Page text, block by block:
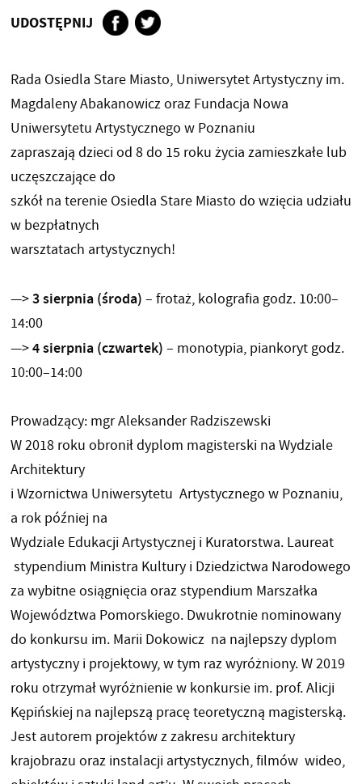
UDOSTĘPNIJ
Rada Osiedla Stare Miasto, Uniwersytet Artystyczny im.
Magdaleny Abakanowicz oraz Fundacja Nowa
Uniwersytetu Artystycznego w Poznaniu
zapraszają dzieci od 8 do 15 roku życia zamieszkałe lub
uczęszczające do
szkół na terenie Osiedla Stare Miasto do wzięcia udziału
w bezpłatnych
warsztatach artystycznych!
—>3 sierpnia (środa) – frotaż, kolografia godz. 10:00–
14:00
—>4 sierpnia (czwartek) – monotypia, piankoryt godz.
10:00–14:00
Prowadzący: mgr Aleksander Radziszewski
W 2018 roku obronił dyplom magisterski na Wydziale
Architektury
i Wzornictwa Uniwersytetu Artystycznego w Poznaniu,
a rok później na
Wydziale Edukacji Artystycznej i Kuratorstwa. Laureat
stypendium Ministra Kultury i Dziedzictwa Narodowego
za wybitne osiągnięcia oraz stypendium Marszałka
Województwa Pomorskiego. Dwukrotnie nominowany
do konkursu im. Marii Dokowicz na najlepszy dyplom
artystyczny i projektowy, w tym raz wyróżniony. W 2019
roku otrzymał wyróżnienie w konkursie im. prof. Alicji
Kępińskiej na najlepszą pracę teoretyczną magisterską.
Jest autorem projektów z zakresu architektury
krajobrazu oraz instalacji artystycznych, filmów wideo,